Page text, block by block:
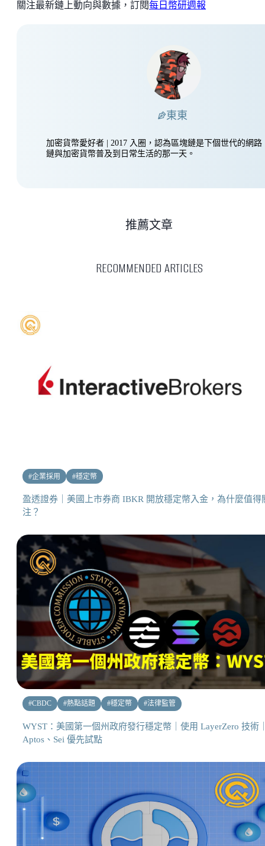
關注最新鏈上動向與數據，訂閱每日幣研週報
東東
加密貨幣愛好者 | 2017 入圈，認為區塊鏈是下個世代的網路
鏈與加密貨幣普及到日常生活的那一天。
RECOMMENDED ARTICLES
推薦文章
#企業採用 #穩定幣
盈透證券｜美國上市券商 IBKR 開放穩定幣入金，為什麼值得
注？
#CBDC #熱點話題 #穩定幣 #法律監管
WYST：美國第一個州政府發行穩定幣｜使用 LayerZero 技術
Aptos、Sei 優先試點